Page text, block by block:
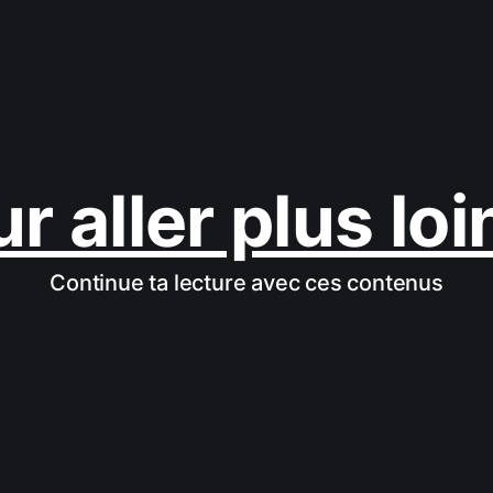
aller plus
Continue ta lecture avec ces contenus